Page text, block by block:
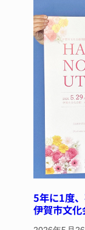
5年に1度
伊賀市文化